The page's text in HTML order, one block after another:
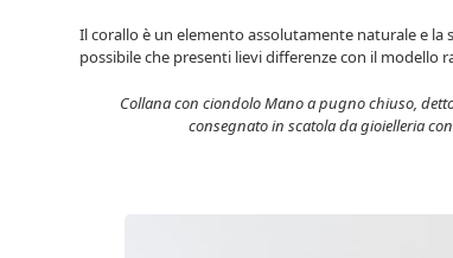
Il corallo è un elemento assolutamente naturale e la
possibile che presenti lievi differenze con il modello
Collana con ciondolo Mano a pugno chiuso,
consegnato in scatola da gioielleria